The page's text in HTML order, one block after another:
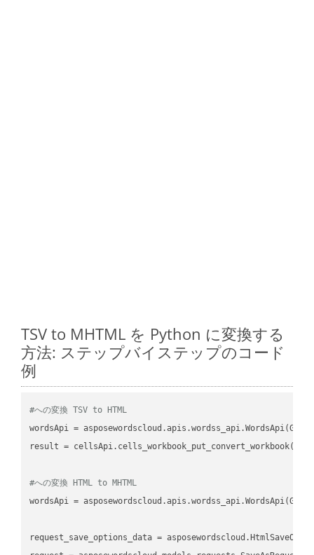
TSV to MHTML を Python に変換する
方法: ステップバイステップのコード
例
#への変換 TSV to HTML
wordsApi =
result =
#への変換 HTML to MHTML
wordsApi =
request_save_options_data =